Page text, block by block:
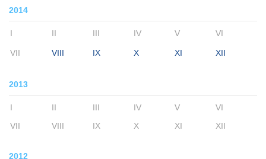
2014
I II III IV V VI
VII VIII IX X XI XII
2013
I II III IV V
VI
VII
VIII IX X XI XII
2012